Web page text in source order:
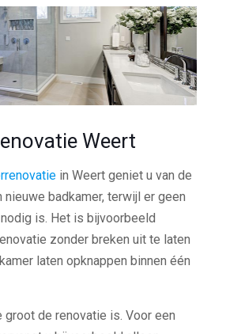
Weert
in Weert geniet u van de
nieuwe badkamer, terwijl er geen
is. Het is bijvoorbeeld
zonder breken uit te laten
laten opknappen binnen één
de renovatie is. Voor een